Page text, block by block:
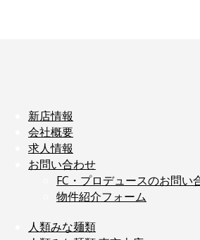
新店情報
会社概要
求人情報
お問い合わせ
FC・プロデュースのお問い
物件紹介フォーム
人類みな麺類